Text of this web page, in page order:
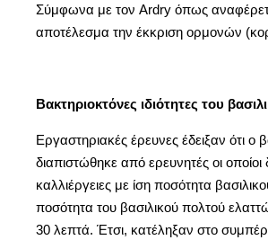
Σύμφωνα με τον Ardry όπως
αποτέλεσμα την έκκριση ορμονών
Βακτηριοκτόνες ιδιότητες του
Εργαστηριακές έρευνες έδειξαν ότι ο
διαπιστώθηκε από ερευνητές οι
καλλιέργειες με ίση ποσότητα
ποσότητα του βασιλικού πολτού
30 λεπτά. Έτσι, κατέληξαν στο